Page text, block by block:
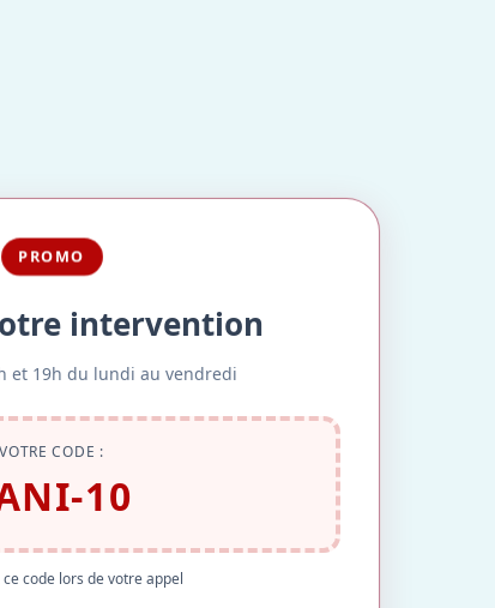
PROMO
intervention
et 19h du lundi au vendredi
VOTRE CODE :
10
code lors de votre appel